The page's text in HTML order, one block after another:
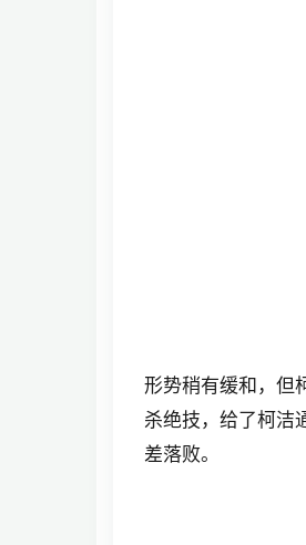
形势稍有缓和，但
杀绝技，给了柯洁
差落败。